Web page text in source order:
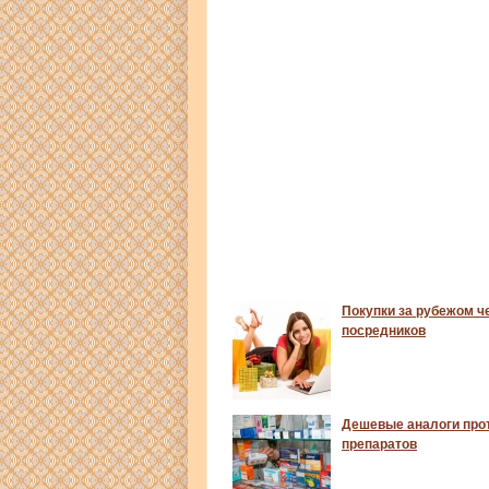
Покупки за рубежом
посредников
Дешевые аналоги
препаратов